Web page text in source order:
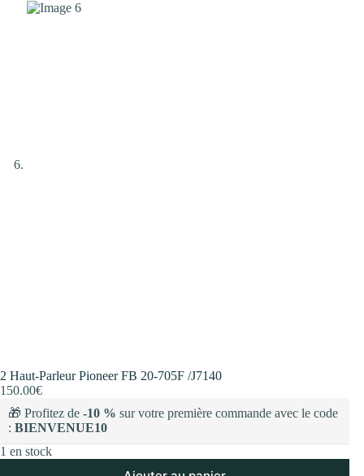
2 Haut-Parleur Pioneer FB 20-705F /J7140
150.00€
🎁 Profitez de -10 % sur votre première commande avec le code
: BIENVENUE10
1 en stock